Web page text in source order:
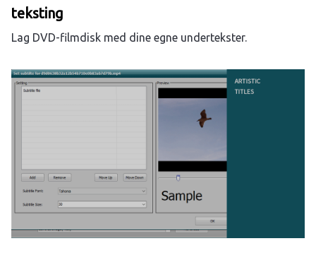
teksting
Lag DVD-filmdisk med dine egne undertekster.